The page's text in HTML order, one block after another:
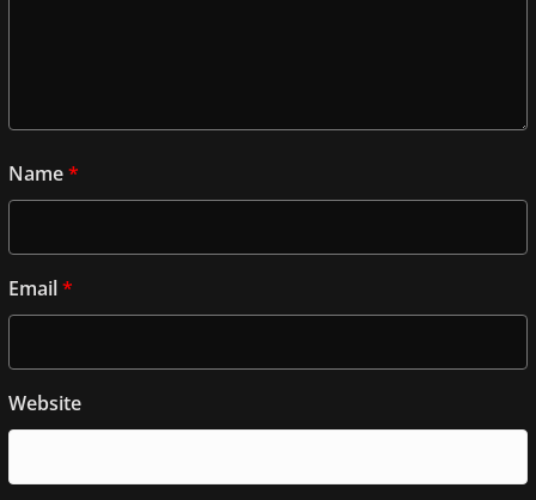
Name*
Email*
Website